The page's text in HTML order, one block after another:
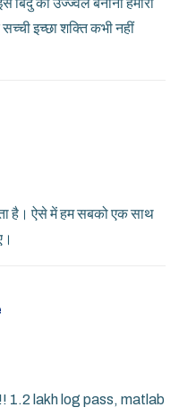
बिंदु को उज्ज्वल बनाना हमारा
इच्छा शक्ति कभी नहीं
है। ऐसे में हम सबको एक साथ
1.2 lakh log pass, matlab